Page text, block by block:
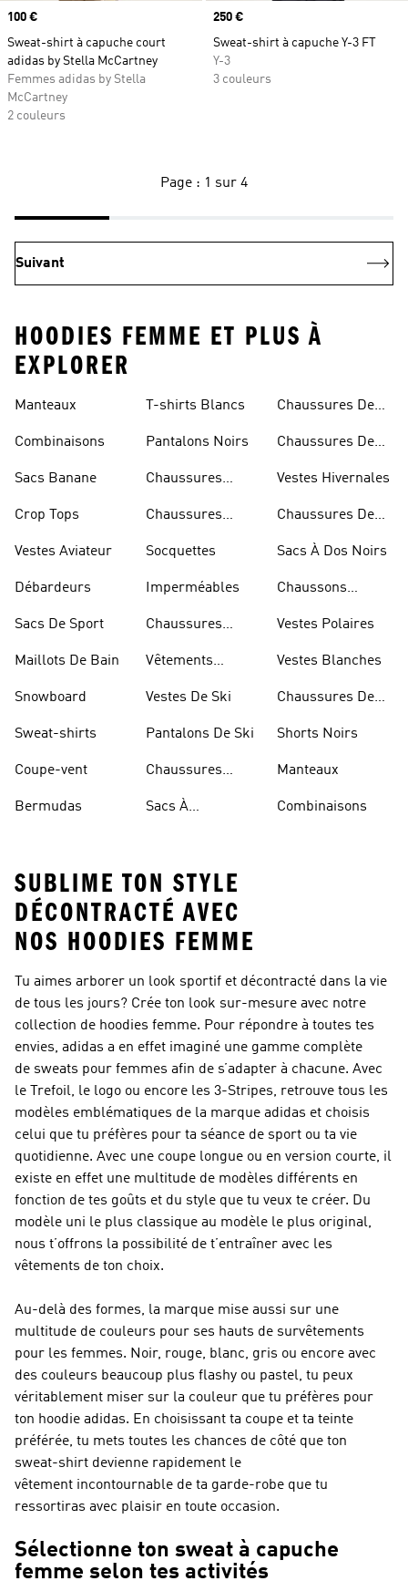
Prix
100 €
Sweat-shirt à capuche court
adidas by Stella McCartney
Femmes adidas by Stella
McCartney
2 couleurs
Prix
250 €
Sweat-shirt à capuche Y-3 FT
Y-3
3 couleurs
Page : 1 sur 4
Suivant
HOODIES FEMME ET PLUS À
EXPLORER
Manteaux
Combinaisons
Sacs Banane
Crop Tops
Vestes Aviateur
Débardeurs
Sacs De Sport
Maillots De Bain
Snowboard
Sweat-shirts
Coupe-vent
Bermudas
T-shirts Blancs
Pantalons Noirs
Chaussures
Chaussures
Socquettes
Imperméables
Chaussures
Vêtements
Vestes De Ski
Pantalons De Ski
Chaussures
Sacs À
Chaussures De
Chaussures De
Vestes Hivernales
Chaussures De
Sacs À Dos Noirs
Chaussons
Vestes Polaires
Vestes Blanches
Chaussures De
Shorts Noirs
Manteaux
Combinaisons
SUBLIME TON STYLE
DÉCONTRACTÉ AVEC
NOS HOODIES FEMME
Tu aimes arborer un look sportif et décontracté dans la vie
de tous les jours? Crée ton look sur-mesure avec notre
collection de hoodies femme. Pour répondre à toutes tes
envies, adidas a en effet imaginé une gamme complète
de sweats pour femmes afin de s’adapter à chacune. Avec
le Trefoil, le logo ou encore les 3-Stripes, retrouve tous les
modèles emblématiques de la marque adidas et choisis
celui que tu préfères pour ta séance de sport ou ta vie
quotidienne. Avec une coupe longue ou en version courte, il
existe en effet une multitude de modèles différents en
fonction de tes goûts et du style que tu veux te créer. Du
modèle uni le plus classique au modèle le plus original,
nous t’offrons la possibilité de t’entraîner avec les
vêtements de ton choix.
Au-delà des formes, la marque mise aussi sur une
multitude de couleurs pour ses hauts de survêtements
pour les femmes. Noir, rouge, blanc, gris ou encore avec
des couleurs beaucoup plus flashy ou pastel, tu peux
véritablement miser sur la couleur que tu préfères pour
ton hoodie adidas. En choisissant ta coupe et ta teinte
préférée, tu mets toutes les chances de côté que ton
sweat-shirt devienne rapidement le
vêtement incontournable de ta garde-robe que tu
ressortiras avec plaisir en toute occasion.
Sélectionne ton sweat à capuche
femme selon tes activités